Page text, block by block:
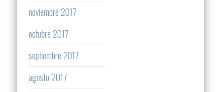
noviembre 2017
octubre 2017
septiembre 2017
agosto 2017